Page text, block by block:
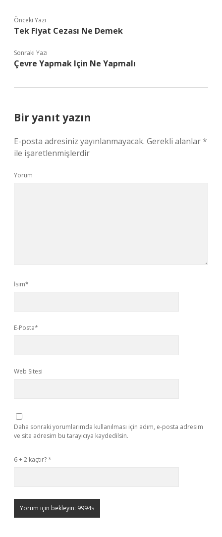
Önceki Yazı
Tek Fiyat Cezası Ne Demek
Sonraki Yazı
Çevre Yapmak Için Ne Yapmalı
Bir yanıt yazın
E-posta adresiniz yayınlanmayacak. Gerekli alanlar*
ile işaretlenmişlerdir
Yorum
İsim*
E-Posta*
Web Sitesi
Daha sonraki yorumlarımda kullanılması için adım, e-posta adresim
ve site adresim bu tarayıcıya kaydedilsin.
6 + 2 kaçtır?*